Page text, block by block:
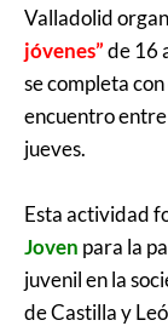
Valladolid
jóvenes”de 16
se completa
encuentro
jueves.
Esta actividad
Joven para la
juvenil en la
de Castilla y